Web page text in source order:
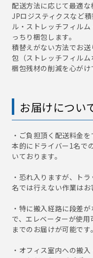
配送方法に応じて最適な
JPロジスティクスなど
ル・ストレッチフィル
っちり梱包します。
積替えがない方法でお
包（ストレッチフィル
梱包残材の削減を心がけ
お届けについ
・ご負担頂く配送料金
本的にドライバー1名で
いております。
・恐れ入りますが、ト
名では行えない作業はお
・特に搬入経路に段差
で、エレベーターが使
までのお届けが可能です。
・オフィス室内への搬